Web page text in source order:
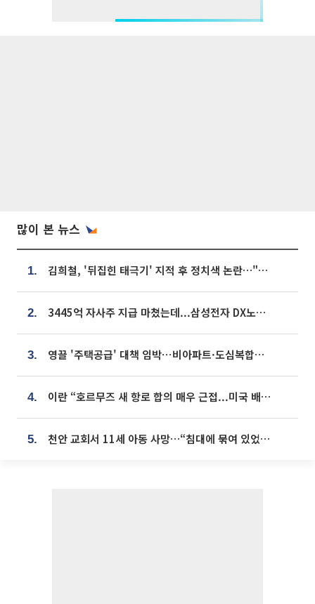
많이 본 뉴스
1. 김희철, '뒤집힌 태극기' 지적 후 정치색 논란…"좌우 떠나 우리나라 국기"
2. 3445억 자사주 지급 마쳤는데...삼성전자 DX노조, 뒤늦은 '떼쓰기 집회'
3. 영끌 '주택공급' 대책 임박⋯비아파트·도심복합까지 총동원
4. 이란 “호르무즈 새 항로 합의 매우 근접...미국 배상 먼저”
5. 천안 교회서 11세 아동 사망…“침대에 묶여 있었다” 진술 확보